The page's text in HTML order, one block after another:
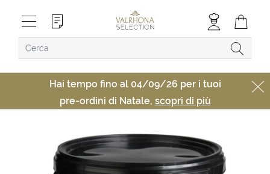
Hai tempo fino al 04/09/26 per i tuoi
pre-ordini di Natale, scopri di più